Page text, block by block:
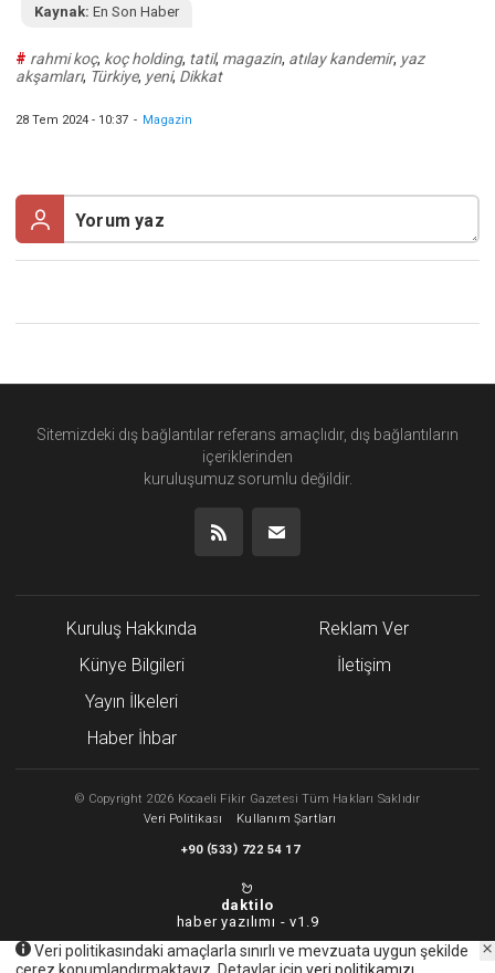
Kaynak: En Son Haber
# rahmi koç, koç holding, tatil, magazin, atılay kandemir, yaz
akşamları, Türkiye, yeni, Dikkat
28 Tem 2024 - 10:37 - Magazin
Sitemizdeki dış bağlantılar referans amaçlıdır, dış bağlantıların
içeriklerinden
kuruluşumuz sorumlu değildir.
Kuruluş Hakkında
Künye Bilgileri
Yayın İlkeleri
Haber İhbar
Reklam Ver
İletişim
© Copyright 2026 Kocaeli Fikir Gazetesi Tüm Hakları Saklıdır
Veri Politikası
Kullanım Şartları
+90 (533) 722 54 17
daktilo
haber yazılımı -v1.9
Veri politikasındaki amaçlarla sınırlı ve mevzuata uygun şekilde